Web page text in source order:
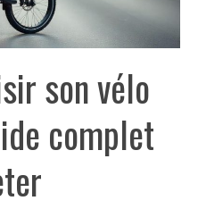
son vélo
complet